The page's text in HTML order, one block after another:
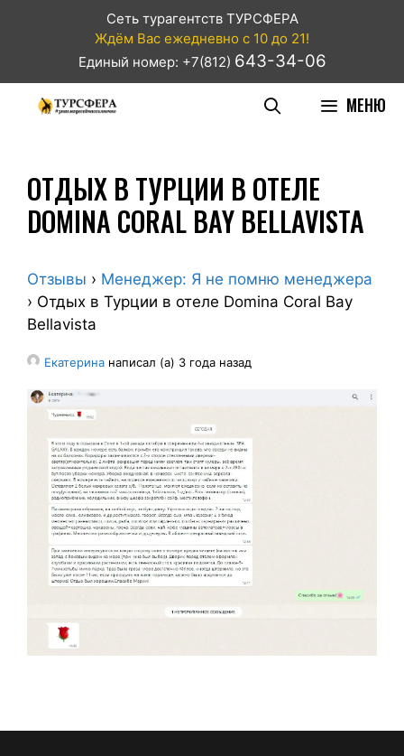
Сеть турагентств ТУРСФЕРА
Ждём Вас ежедневно с 10 до 21!
Единый номер: +7(812) 643-34-06
МЕНЮ
ОТДЫХ В ТУРЦИИ В ОТЕЛЕ
DOMINA CORAL BAY BELLAVISTA
Отзывы › Менеджер: Я не помню менеджера
› Отдых в Турции в отеле Domina Coral Bay
Bellavista
Екатерина написал (а) 3 года назад